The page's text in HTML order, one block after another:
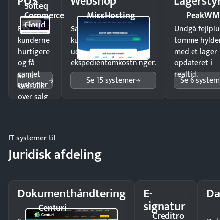
Solteq
Commerce
Cloud
Ekspedér
kunderne
hurtigere
og få
samlet
overblik
over salg
Se 15
systemer
MissHosting
Sælg produkter 24/7 til
kunder i hele landet
uden
ekspedientomkostninger.
Se 15 systemer
Undgå
tomme
med et lager
opdateret i
realtid.
Se 6
IT-systemer til
Juridisk afdeling
Dokumenthåndtering
Centuri
E-
signatur
Creditro